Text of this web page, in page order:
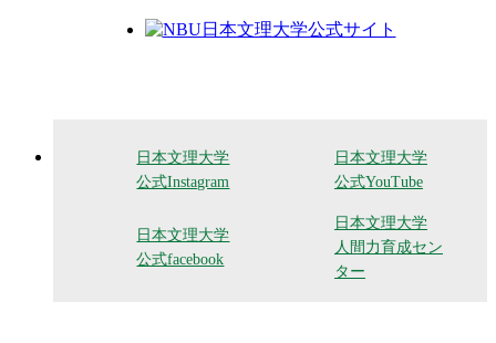
日本文理大学
公式Instagram
日本文理大学
公式YouTube
日本文理大学
公式facebook
日本文理大学
人間力育成セン
ター